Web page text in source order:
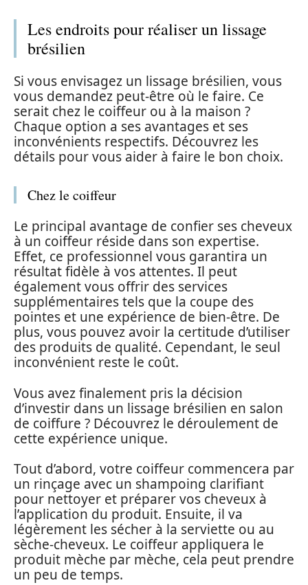
Les endroits pour réaliser un lissage
brésilien
Si vous envisagez un lissage brésilien, vous
vous demandez peut-être où le faire. Ce
serait chez le coiffeur ou à la maison ?
Chaque option a ses avantages et ses
inconvénients respectifs. Découvrez les
détails pour vous aider à faire le bon choix.
Chez le coiffeur
Le principal avantage de confier ses cheveux
à un coiffeur réside dans son expertise.
Effet, ce professionnel vous garantira un
résultat fidèle à vos attentes. Il peut
également vous offrir des services
supplémentaires tels que la coupe des
pointes et une expérience de bien-être. De
plus, vous pouvez avoir la certitude d’utiliser
des produits de qualité. Cependant, le seul
inconvénient reste le coût.
Vous avez finalement pris la décision
d’investir dans un lissage brésilien en salon
de coiffure ? Découvrez le déroulement de
cette expérience unique.
Tout d’abord, votre coiffeur commencera par
un rinçage avec un shampoing clarifiant
pour nettoyer et préparer vos cheveux à
l’application du produit. Ensuite, il va
légèrement les sécher à la serviette ou au
sèche-cheveux. Le coiffeur appliquera le
produit mèche par mèche, cela peut prendre
un peu de temps.